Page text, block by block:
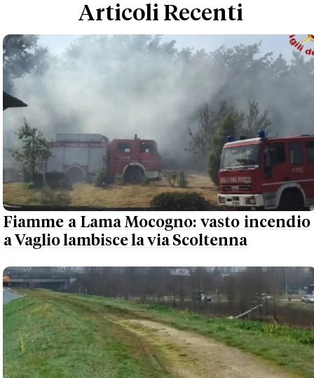
Articoli Recenti
Fiamme a Lama Mocogno: vasto incendio
a Vaglio lambisce la via Scoltenna